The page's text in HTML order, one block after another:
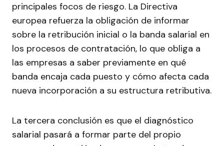
principales focos de riesgo. La Directiva
europea refuerza la obligación de informar
sobre la retribución inicial o la banda salarial en
los procesos de contratación, lo que obliga a
las empresas a saber previamente en qué
banda encaja cada puesto y cómo afecta cada
nueva incorporación a su estructura retributiva.
La tercera conclusión es que el diagnóstico
salarial pasará a formar parte del propio